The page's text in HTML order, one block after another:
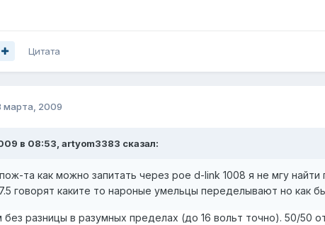
Цитата
марта, 2009
в 08:53, artyom3383 сказал:
та как можно запитать через poe d-link 1008 я не мгу
говорят каките то нароные умельцы переделывают но как
разницы в разумных пределах (до 16 вольт точно). 50/50